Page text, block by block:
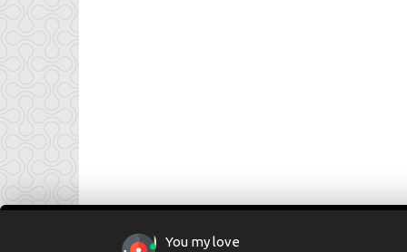
You my love